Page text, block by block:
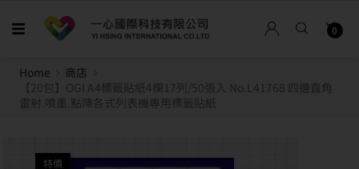
0
Home
商店
【20包】OGI A4標籤貼紙4欄17列/50張入 No.L41768 四邊直角
雷射.噴墨.點陣各式列表機專用標籤貼紙
特價